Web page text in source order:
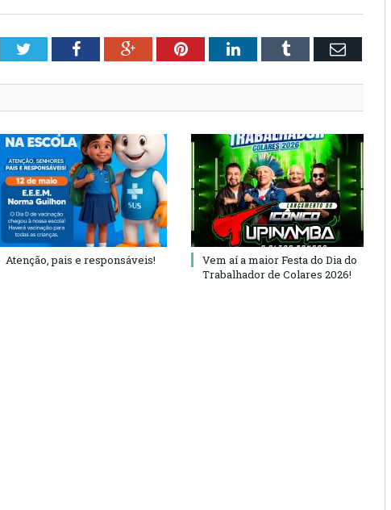
TwitterFacebookGoogle+PinterestLinkedInTumblr Email
Atenção, pais e responsáveis!
Vem aí a maior Festa do Dia do
Trabalhador de Colares 2026!